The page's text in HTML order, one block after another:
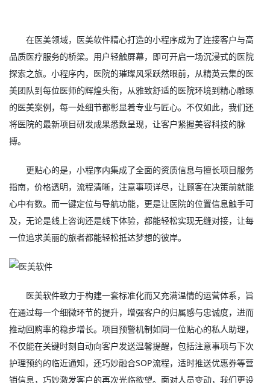
在医美领域，医美软件精心打造的小程序成为了连接客户与高
品质医疗服务的桥梁。用户轻触屏幕，即可开启一场沉浸式的医院
探索之旅。小程序内，医院的璀璨风采跃然眼前，从精英云集的医
美团队到每位医师的辉煌头衔，从雅致舒适的医院环境到精心雕琢
的医美案例，每一处细节都彰显着专业与匠心。不仅如此，我们还
将医院的最新项目研发成果悉数呈现，让客户紧握美容科技的脉
搏。
更贴心的是，小程序内集成了全面的资质信息与擅长项目服务
指南，价格透明，流程清晰，注意事项详尽，让顾客在决策前就能
心中有数。而一键定位与导航功能，更是让医院的位置信息触手可
及，无论是线上咨询还是线下体验，都能轻松实现无缝对接，让每
一位追求美丽的旅者都能轻松抵达梦想的彼岸。
医美软件致力于构建一套标准化而又充满温情的运营体系，旨
在通过每一个细微环节的提升，增强客户的归属感与忠诚度，进而
推动回购率的稳步增长。项目预警机制如同一位贴心的私人助理，
不仅能在关键时刻自动向客户发送温馨提醒，包括注意事项与下次
护理预约的临近通知，还巧妙融合SOP流程，适时推送优惠券等营
销信息，巧妙激发客户的再次光临欲望。面对人员变动，我们更设